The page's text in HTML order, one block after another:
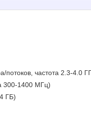
потоков, частота 2.3-4.0
300-1400 МГц)
ГБ)